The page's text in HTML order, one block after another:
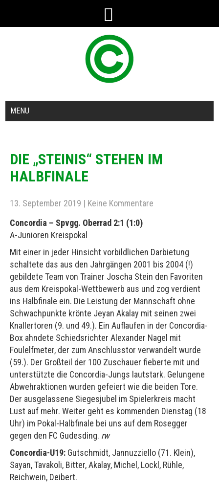
MENU
DIE „STEINIS“ STEHEN IM
HALBFINALE
13. September 2019 | Keine Kommentare
Concordia – Spvgg. Oberrad 2:1 (1:0)
A-Junioren Kreispokal
Mit einer in jeder Hinsicht vorbildlichen Darbietung
schaltete das aus den Jahrgängen 2001 bis 2004 (!)
gebildete Team von Trainer Joscha Stein den Favoriten
aus dem Kreispokal-Wettbewerb aus und zog verdient
ins Halbfinale ein. Die Leistung der Mannschaft ohne
Schwachpunkte krönte Jeyan Akalay mit seinen zwei
Knallertoren (9. und 49.). Ein Auflaufen in der Concordia-
Box ahndete Schiedsrichter Alexander Nagel mit
Foulelfmeter, der zum Anschlusstor verwandelt wurde
(59.). Der Großteil der 100 Zuschauer fieberte mit und
unterstützte die Concordia-Jungs lautstark. Gelungene
Abwehraktionen wurden gefeiert wie die beiden Tore.
Der ausgelassene Siegesjubel im Spielerkreis macht
Lust auf mehr. Weiter geht es kommenden Dienstag (18
Uhr) im Pokal-Halbfinale bei uns auf dem Rosegger
gegen den FC Gudesding. rw
Concordia-U19: Gutschmidt, Jannuzziello (71. Klein),
Sayan, Tavakoli, Bitter, Akalay, Michel, Lockl, Rühle,
Reichwein, Deibert.